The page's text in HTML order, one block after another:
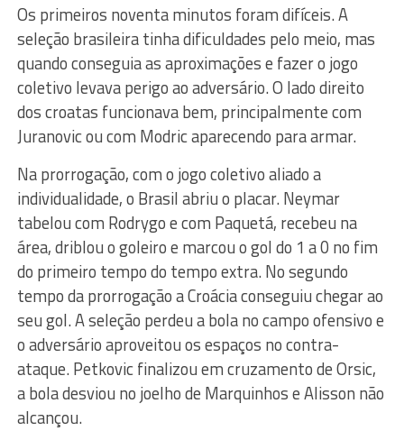
Os primeiros noventa minutos foram difíceis. A
seleção brasileira tinha dificuldades pelo meio, mas
quando conseguia as aproximações e fazer o jogo
coletivo levava perigo ao adversário. O lado direito
dos croatas funcionava bem, principalmente com
Juranovic ou com Modric aparecendo para armar.
Na prorrogação, com o jogo coletivo aliado a
individualidade, o Brasil abriu o placar. Neymar
tabelou com Rodrygo e com Paquetá, recebeu na
área, driblou o goleiro e marcou o gol do 1 a 0 no fim
do primeiro tempo do tempo extra. No segundo
tempo da prorrogação a Croácia conseguiu chegar ao
seu gol. A seleção perdeu a bola no campo ofensivo e
o adversário aproveitou os espaços no contra-
ataque. Petkovic finalizou em cruzamento de Orsic,
a bola desviou no joelho de Marquinhos e Alisson não
alcançou.